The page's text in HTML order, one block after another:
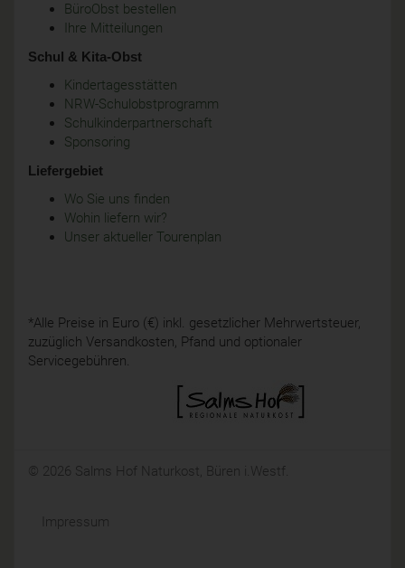
BüroObst bestellen
Ihre Mitteilungen
Schul & Kita-Obst
Kindertagesstätten
NRW-Schulobstprogramm
Schulkinderpartnerschaft
Sponsoring
Liefergebiet
Wo Sie uns finden
Wohin liefern wir?
Unser aktueller Tourenplan
*Alle Preise in Euro (€) inkl. gesetzlicher Mehrwertsteuer,
zuzüglich Versandkosten, Pfand und optionaler
Servicegebühren.
© 2026 Salms Hof Naturkost, Büren i.Westf.
Impressum